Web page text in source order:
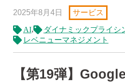
2025年8月4日 サービス
AI, ダイナミックプライシ
レベニューマネジメント
【第19弾】